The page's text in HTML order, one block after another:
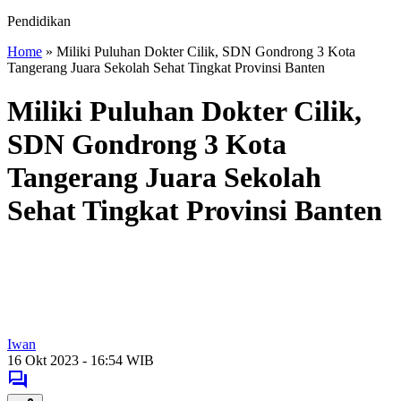
Pendidikan
Home » Miliki Puluhan Dokter Cilik, SDN Gondrong 3 Kota
Tangerang Juara Sekolah Sehat Tingkat Provinsi Banten
Miliki Puluhan Dokter Cilik,
SDN Gondrong 3 Kota
Tangerang Juara Sekolah
Sehat Tingkat Provinsi Banten
Iwan
16 Okt 2023 - 16:54 WIB